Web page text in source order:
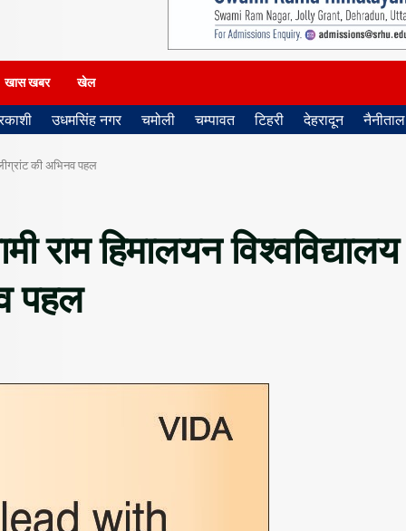
खास खबर खेल
उधमसिंह नगर चमोली चम्पावत टिहरी देहरादून नैनीताल
की अभिनव पहल
राम हिमालयन विश्वविद्यालय
पहल